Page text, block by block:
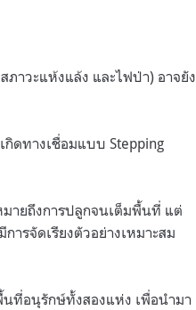
าวะแห้งแล้ง และไฟป่า) อาจยัง
ดทางเชื่อมแบบ Stepping
ายถึงการปลูกจนเต็มพื้นที่ แต่
รจัดเรียงตัวอย่างเหมาะสม
ที่อนุรักษ์ทั้งสองแห่ง เพื่อนำมา